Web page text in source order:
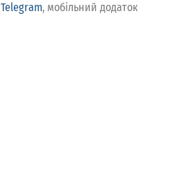
Telegram, мобільний додаток